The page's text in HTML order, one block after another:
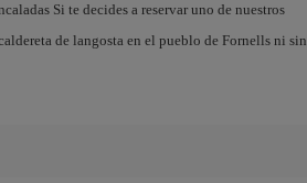
Si te decides a reservar uno de nuestros
de langosta en el pueblo de Fornells ni sin